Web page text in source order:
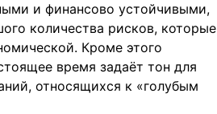
и финансово устойчивыми,
количества рисков, которые
Кроме этого
время задаёт тон для
относящихся к «голубым